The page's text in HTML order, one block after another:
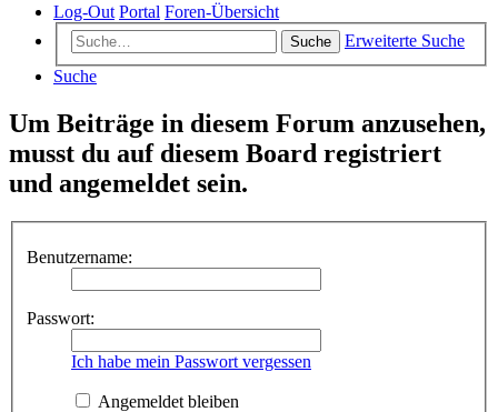
Log-Out Portal Foren-Übersicht
Suche
Erweiterte Suche
Suche
Um Beiträge in diesem Forum anzusehen,
musst du auf diesem Board registriert
und angemeldet sein.
Benutzername:
Passwort:
Ich habe mein Passwort vergessen
Angemeldet bleiben